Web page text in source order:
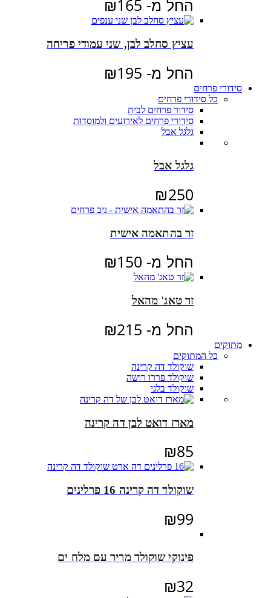
החל מ- ₪165
עציץ סחלב לבן, שני עמודי פריחה
החל מ- ₪195
סידורי פרחים
כל סידורי פרחים
סידור פרחים לבית
סידורי פרחים לאירועים ולמוסדות
גלגל אבל
גלגל אבל
₪250
זר בהתאמה אישית
החל מ- ₪150
זר טאג' מהאל
החל מ- ₪215
מתוקים
כל המתוקים
שוקולד דה קרינה
שוקולד פררו רושה
שוקולד בלגי
מארז דואט לבן דה קרינה
₪85
שוקולד דה קרינה 16 פרלינים
₪99
פינוקי שוקולד מריר עם מלח ים
₪32